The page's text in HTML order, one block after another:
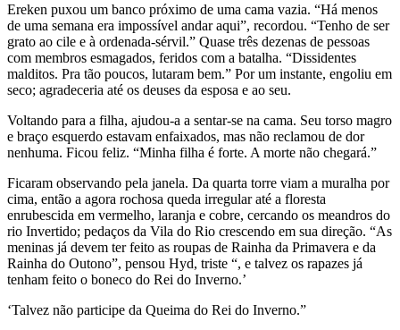
Ereken puxou um banco próximo de uma cama vazia. “Há menos
de uma semana era impossível andar aqui”, recordou. “Tenho de ser
grato ao cile e à ordenada-sérvil.” Quase três dezenas de pessoas
com membros esmagados, feridos com a batalha. “Dissidentes
malditos. Pra tão poucos, lutaram bem.” Por um instante, engoliu em
seco; agradeceria até os deuses da esposa e ao seu.
Voltando para a filha, ajudou-a a sentar-se na cama. Seu torso magro
e braço esquerdo estavam enfaixados, mas não reclamou de dor
nenhuma. Ficou feliz. “Minha filha é forte. A morte não chegará.”
Ficaram observando pela janela. Da quarta torre viam a muralha por
cima, então a agora rochosa queda irregular até a floresta
enrubescida em vermelho, laranja e cobre, cercando os meandros do
rio Invertido; pedaços da Vila do Rio crescendo em sua direção. “As
meninas já devem ter feito as roupas de Rainha da Primavera e da
Rainha do Outono”, pensou Hyd, triste “, e talvez os rapazes já
tenham feito o boneco do Rei do Inverno.’
‘Talvez não participe da Queima do Rei do Inverno.”